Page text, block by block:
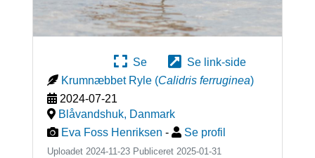
Se
Se link-side
Krumnæbbet Ryle (Calidris ferruginea)
2024-07-21
Blåvandshuk, Danmark
Eva Foss Henriksen - Se profil
Uploadet 2024-11-23 Publiceret 2025-01-31